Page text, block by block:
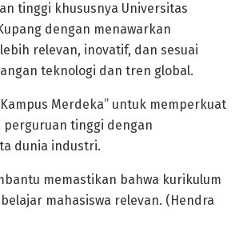
tinggi khususnya Universitas
dengan menawarkan
relevan, inovatif, dan sesuai
teknologi dan tren global.
Merdeka” untuk memperkuat
perguruan tinggi dengan
dunia industri.
memastikan bahwa kurikulum
mahasiswa relevan. (Hendra